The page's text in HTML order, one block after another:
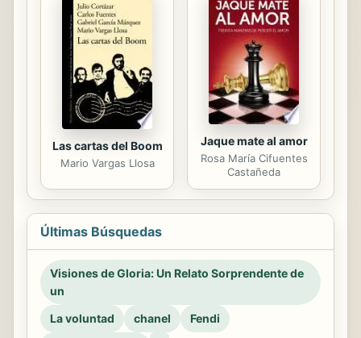
Las cartas del Boom
Mario Vargas Llosa
Jaque mate al amor
Rosa María Cifuentes
Castañeda
Últimas Búsquedas
Visiones de Gloria: Un Relato Sorprendente de
un
La voluntad
chanel
Fendi